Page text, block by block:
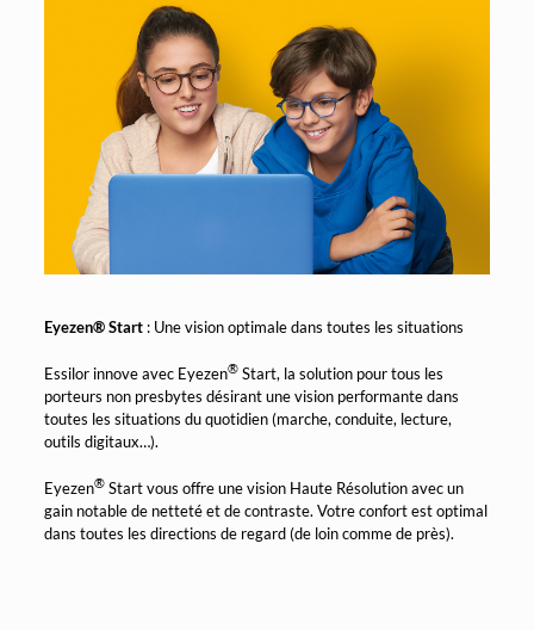
Eyezen® Start: Une vision optimale dans toutes les situations
Essilor innove avec Eyezen®Start, la solution pour tous les
porteurs non presbytes désirant une vision performante dans
toutes les situations du quotidien (marche, conduite, lecture,
outils digitaux…).
Eyezen®Start vous offre une vision Haute Résolution avec un
gain notable de netteté et de contraste. Votre confort est optimal
dans toutes les directions de regard (de loin comme de près).